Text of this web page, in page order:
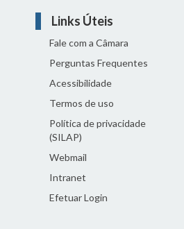
Links Úteis
Fale com a Câmara
Perguntas Frequentes
Acessibilidade
Termos de uso
Política de privacidade
(SILAP)
Webmail
Intranet
Efetuar Login